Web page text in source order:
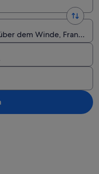
dem Winde,